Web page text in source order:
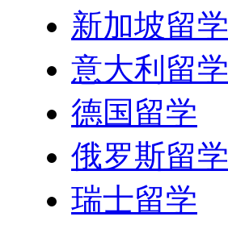
新加坡留学
意大利留学
德国留学
俄罗斯留学
瑞士留学